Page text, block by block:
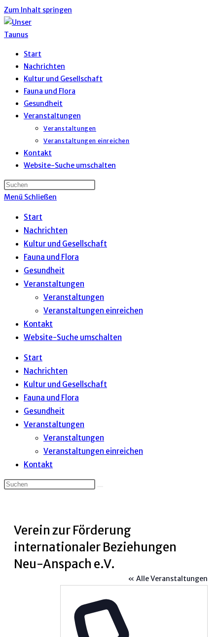
Zum Inhalt springen
Start
Nachrichten
Kultur und Gesellschaft
Fauna und Flora
Gesundheit
Veranstaltungen
Veranstaltungen
Veranstaltungen einreichen
Kontakt
Website-Suche umschalten
Menü Schließen
Start
Nachrichten
Kultur und Gesellschaft
Fauna und Flora
Gesundheit
Veranstaltungen
Veranstaltungen
Veranstaltungen einreichen
Kontakt
Website-Suche umschalten
Start
Nachrichten
Kultur und Gesellschaft
Fauna und Flora
Gesundheit
Veranstaltungen
Veranstaltungen
Veranstaltungen einreichen
Kontakt
Verein zur Förderung
internationaler Beziehungen
Neu-Anspach e.V.
« Alle Veranstaltungen